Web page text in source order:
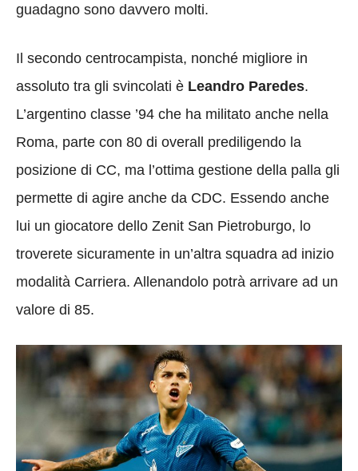
guadagno sono davvero molti.
Il secondo centrocampista, nonché migliore in
assoluto tra gli svincolati è Leandro Paredes.
L’argentino classe ’94 che ha militato anche nella
Roma, parte con 80 di overall prediligendo la
posizione di CC, ma l’ottima gestione della palla gli
permette di agire anche da CDC. Essendo anche
lui un giocatore dello Zenit San Pietroburgo, lo
troverete sicuramente in un’altra squadra ad inizio
modalità Carriera. Allenandolo potrà arrivare ad un
valore di 85.